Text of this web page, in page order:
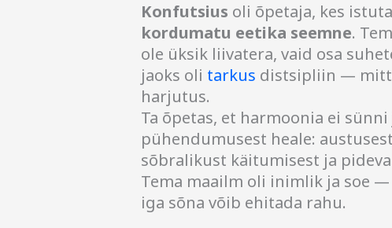
Konfutsius oli õpetaja, kes
kordumatu eetika seemne.
ole üksik liivatera, vaid osa
jaoks oli tarkus distsipliin —
harjutus.
Ta õpetas, et harmoonia ei
pühendumusest heale:
sõbralikust käitumisest ja
Tema maailm oli inimlik ja soe
iga sõna võib ehitada rahu.